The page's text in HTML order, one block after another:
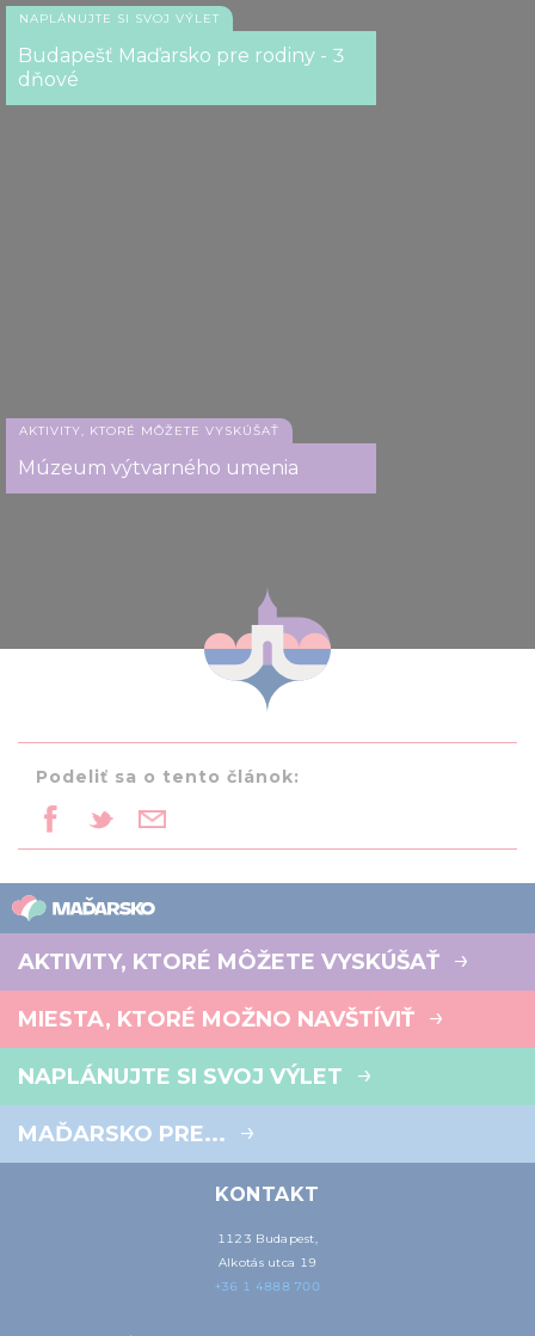
NAPLÁNUJTE SI SVOJ VÝLET
Budapešť Maďarsko pre rodiny - 3
dňové
AKTIVITY, KTORÉ MÔŽETE VYSKÚŠAŤ
Múzeum výtvarného umenia
Podeliť sa o tento článok:
AKTIVITY, KTORÉ MÔŽETE VYSKÚŠAŤ
MIESTA, KTORÉ MOŽNO NAVŠTÍVIŤ
NAPLÁNUJTE SI SVOJ VÝLET
MAĎARSKO PRE...
KONTAKT
1123 Budapest,
Alkotás utca 19
+36 1 4888 700